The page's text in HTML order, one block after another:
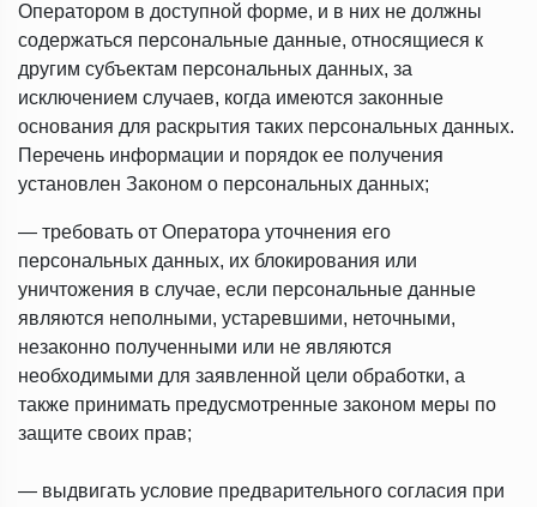
Оператором в доступной форме, и в них не должны
содержаться персональные данные, относящиеся к
другим субъектам персональных данных, за
исключением случаев, когда имеются законные
основания для раскрытия таких персональных данных.
Перечень информации и порядок ее получения
установлен Законом о персональных данных;
— требовать от Оператора уточнения его
персональных данных, их блокирования или
уничтожения в случае, если персональные данные
являются неполными, устаревшими, неточными,
незаконно полученными или не являются
необходимыми для заявленной цели обработки, а
также принимать предусмотренные законом меры по
защите своих прав;
— выдвигать условие предварительного согласия при